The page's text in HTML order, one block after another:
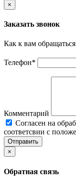
×
Заказать звонок
Как к вам обращаться
Телефон*
Комментарий
Cогласен на
соответсвии с
Отправить
×
Обратная связь